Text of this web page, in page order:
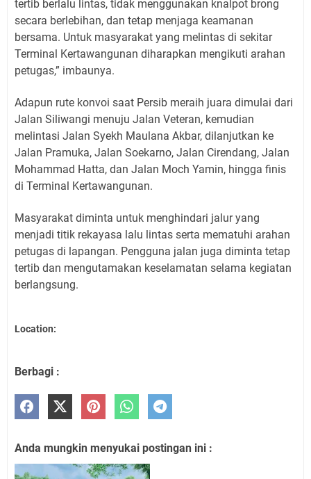
tertib berlalu lintas, tidak menggunakan knalpot brong
secara berlebihan, dan tetap menjaga keamanan
bersama. Untuk masyarakat yang melintas di sekitar
Terminal Kertawangunan diharapkan mengikuti arahan
petugas,” imbaunya.
Adapun rute konvoi saat Persib meraih juara dimulai dari
Jalan Siliwangi menuju Jalan Veteran, kemudian
melintasi Jalan Syekh Maulana Akbar, dilanjutkan ke
Jalan Pramuka, Jalan Soekarno, Jalan Cirendang, Jalan
Mohammad Hatta, dan Jalan Moch Yamin, hingga finis
di Terminal Kertawangunan.
Masyarakat diminta untuk menghindari jalur yang
menjadi titik rekayasa lalu lintas serta mematuhi arahan
petugas di lapangan. Pengguna jalan juga diminta tetap
tertib dan mengutamakan keselamatan selama kegiatan
berlangsung.
Location:
Berbagi :
Anda mungkin menyukai postingan ini :